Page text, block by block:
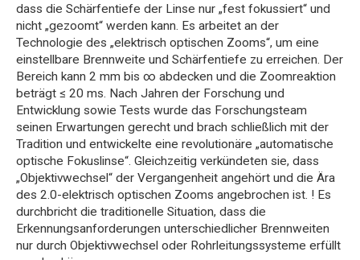
dass die Schärfentiefe der Linse nur „fest fokussiert“ und
nicht „gezoomt“ werden kann. Es arbeitet an der
Technologie des „elektrisch optischen Zooms“, um eine
einstellbare Brennweite und Schärfentiefe zu erreichen. Der
Bereich kann 2 mm bis ∞ abdecken und die Zoomreaktion
beträgt ≤ 20 ms. Nach Jahren der Forschung und
Entwicklung sowie Tests wurde das Forschungsteam
seinen Erwartungen gerecht und brach schließlich mit der
Tradition und entwickelte eine revolutionäre „automatische
optische Fokuslinse“. Gleichzeitig verkündeten sie, dass
„Objektivwechsel“ der Vergangenheit angehört und die Ära
des 2.0-elektrisch optischen Zooms angebrochen ist. ! Es
durchbricht die traditionelle Situation, dass die
Erkennungsanforderungen unterschiedlicher Brennweiten
nur durch Objektivwechsel oder Rohrleitungssysteme erfüllt